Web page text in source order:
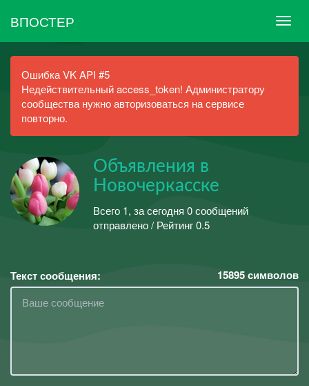
ВПОСТЕР
Ошибка VK API #5
Недействительный access_token! Администратору
сообщества нужно авторизоваться на сервисе
повторно.
Объявления в
Новочеркасске
Всего 1, за сегодня 0 сообщений
отправлено / Рейтинг 0.5
Текст сообщения: 15895символов